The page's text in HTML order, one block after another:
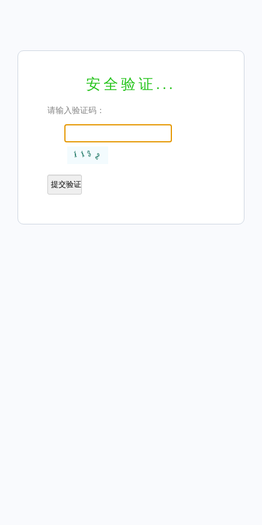
安全验证...
请输入验证码：